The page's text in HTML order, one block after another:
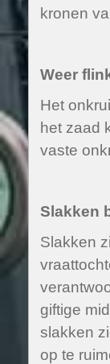
kronen
Weer
Het
het zaad
vaste
Slakken
Slakken
giftige
slakken
op te